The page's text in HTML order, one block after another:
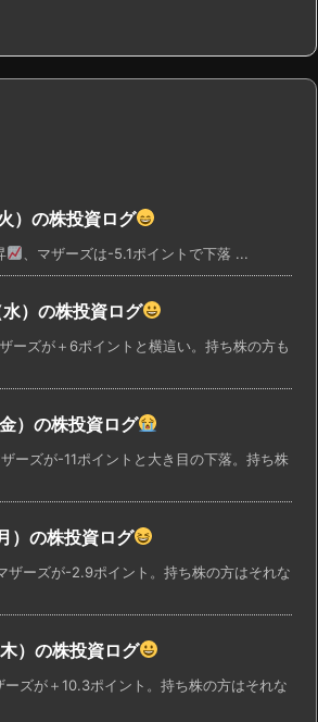
）の株投資ログ
、マザーズは-5.1ポイントで下落 ...
）の株投資ログ
ーズが＋6ポイントと横這い。持ち株の方も
）の株投資ログ
ーズが-11ポイントと大き目の下落。持ち株
）の株投資ログ
ザーズが-2.9ポイント。持ち株の方はそれな
）の株投資ログ
ズが＋10.3ポイント。持ち株の方はそれな